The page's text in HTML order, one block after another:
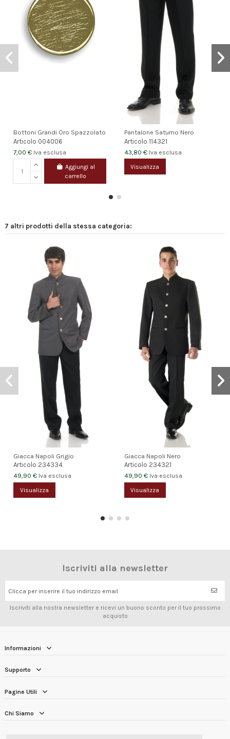
Bottoni Grandi Oro Spazzolato
Articolo 004006
7,00 € Iva esclusa
Aggiungi al
carrello
Pantalone Saturno Nero
Articolo 114321
43,80 € Iva esclusa
Visualizza
7 altri prodotti della stessa categoria:
Giacca Napoli Grigio
Articolo 234334
49,90 € Iva esclusa
Visualizza
Giacca Napoli Nero
Articolo 234321
49,90 € Iva esclusa
Visualizza
Iscriviti alla newsletter
Clicca per inserire il tuo indirizzo email
Iscriviti alla nostra newsletter e ricevi un buono sconto per il tuo prossimo
acquisto
Informazioni
Supporto
Pagine Utili
Chi Siamo